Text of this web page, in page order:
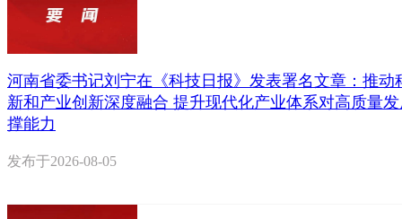
河南省委书记刘宁在《科技日报》发表署名文章：推动
新和产业创新深度融合 提升现代化产业体系对高质量
撑能力
发布于2026-08-05